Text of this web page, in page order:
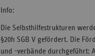
Info:
Die Selbsthilfestrukturen
§20h SGB V gefördert. Die
und -verbände durchgeführt: